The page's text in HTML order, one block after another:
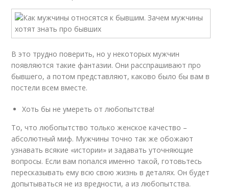
В это трудно поверить, но у некоторых мужчин
появляются такие фантазии. Они расспрашивают про
бывшего, а потом представляют, каково было бы вам в
постели всем вместе.
Хоть бы не умереть от любопытства!
То, что любопытство только женское качество –
абсолютный миф. Мужчины точно так же обожают
узнавать всякие «истории» и задавать уточняющие
вопросы. Если вам попался именно такой, готовьтесь
пересказывать ему всю свою жизнь в деталях. Он будет
допытываться не из вредности, а из любопытства.